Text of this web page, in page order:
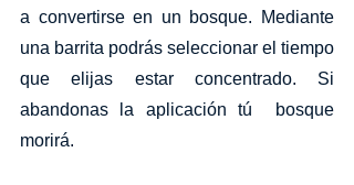
a convertirse en un bosque. Mediante
una barrita podrás seleccionar el tiempo
que elijas estar concentrado. Si
abandonas la aplicación tú  bosque
morirá.